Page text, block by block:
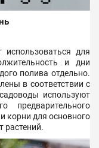
использоваться для
и дни
полива отдельно.
в соответствии с
используют
предварительного
корни для основного
растений.